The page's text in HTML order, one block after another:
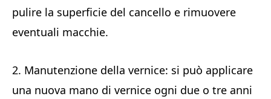
pulire la superficie del cancello e rimuovere
eventuali macchie.
2. Manutenzione della vernice: si può applicare
una nuova mano di vernice ogni due o tre anni